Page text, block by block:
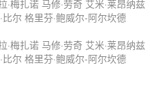
·梅扎诺 马修·劳奇 艾米·莱昂纳兹
比尔 格里芬·鲍威尔-阿尔坎德
·梅扎诺 马修·劳奇 艾米·莱昂纳兹
比尔 格里芬·鲍威尔-阿尔坎德